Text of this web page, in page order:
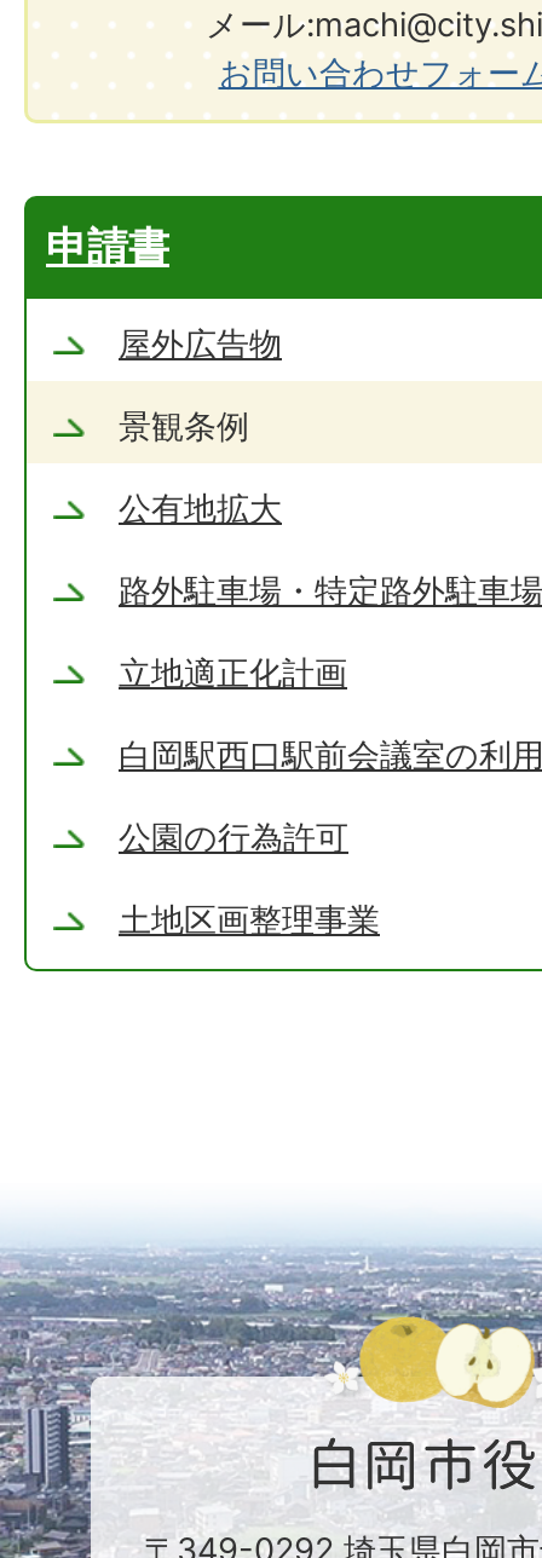
メール
お問い合わせフォー
申請書
屋外広告物
景観条例
公有地拡大
路外駐車場・特定路外駐車場
立地適正化計画
白岡駅西口駅前会議室の利
公園の行為許可
土地区画整理事業